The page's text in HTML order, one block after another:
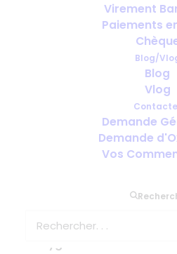
Virement
Paiements
Blog/
Blog
Vlog
Demande
Demande
Vos
Voyager avec de
préparation. De